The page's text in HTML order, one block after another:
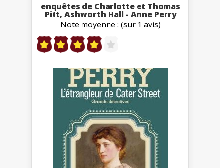
enquêtes de Charlotte et Thomas
Pitt, Ashworth Hall - Anne Perry
Note moyenne : (sur 1 avis)